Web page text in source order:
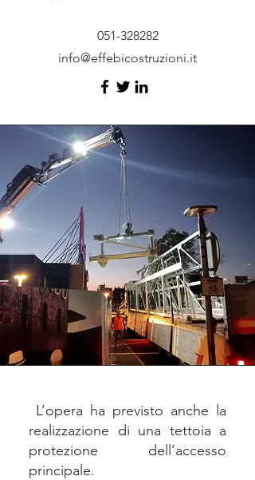
051-328282
info@effebicostruzioni.it
L’opera ha previsto anche la
realizzazione di una tettoia a
protezione dell’accesso
principale.